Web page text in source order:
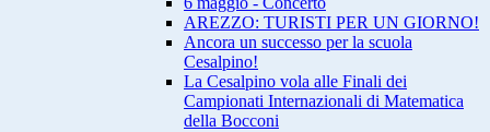
AREZZO: TURISTI PER UN GIORNO!
Ancora un successo per la scuola
Cesalpino!
La Cesalpino vola alle Finali dei
Campionati Internazionali di Matematica
della Bocconi